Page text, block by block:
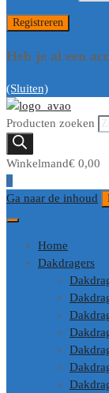
Heb je al een
(Sluiten)
Producten zoeken
Winkelmand€ 0,00
0
Ga naar de inhoud
Home
Dakdragers